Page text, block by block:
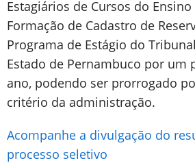
Estagiários de Cursos do
Formação de Cadastro de
Programa de Estágio do
Estado de Pernambuco por um
ano, podendo ser prorrogado
critério da administração.
Acompanhe a divulgação do
processo seletivo